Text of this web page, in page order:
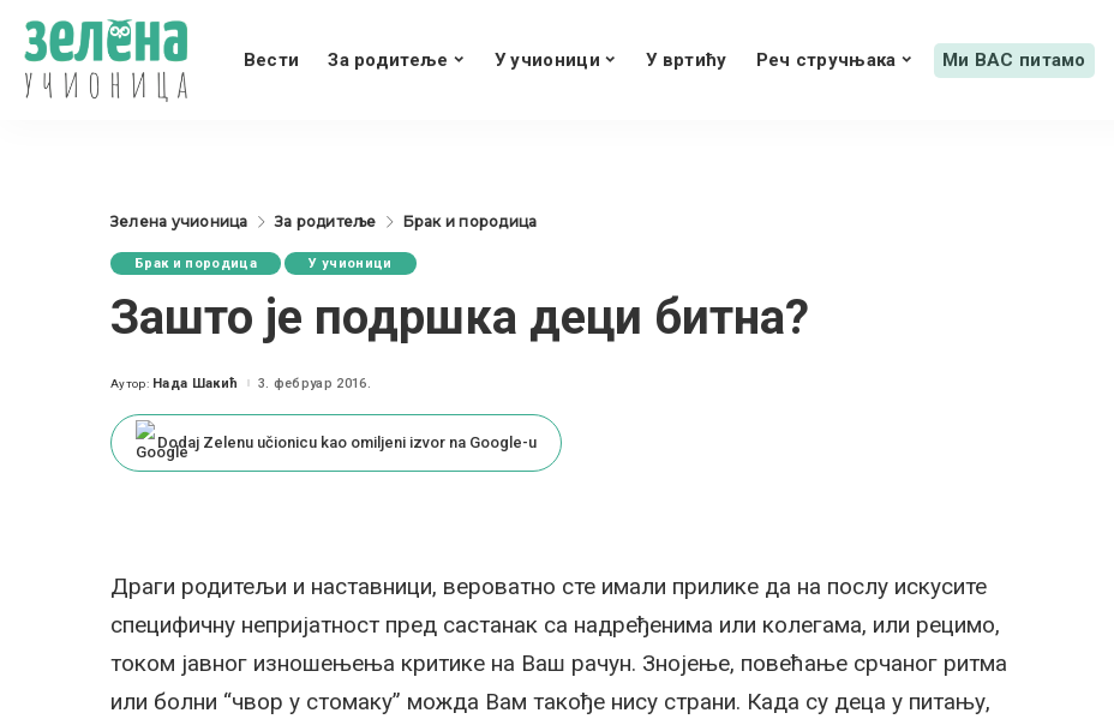
Вести За родитеље У учионици У вртићу Реч стручњака Ми ВАС питамо
Зелена учионица За родитеље Брак и породица
Брак и породица У учионици
Зашто је подршка деци битна?
Posted
Аутор: Нада Шакић 3. фебруар 2016.
Dodaj Zelenu učionicu kao omiljeni izvor na Google-u
Драги родитељи и наставници, вероватно сте имали прилике да на послу искусите
специфичну непријатност пред састанак са надређенима или колегама, или рецимо,
током јавног изношењења критике на Ваш рачун. Знојење, повећање срчаног ритма
или болни “чвор у стомаку” можда Вам такође нису страни. Када су деца у питању,